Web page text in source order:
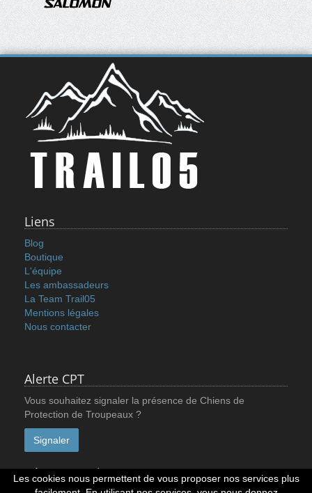
Liens
Blog
Boutique
L'équipe
Les ambassadeurs
La Team Trail05
Mentions légales
Nous contacter
Alerte CPT
Vous souhaitez signaler la présence de Chiens de
Protection de Troupeaux ?
Signaler
Réseaux sociaux
Les cookies nous permettent de vous proposer nos services plus